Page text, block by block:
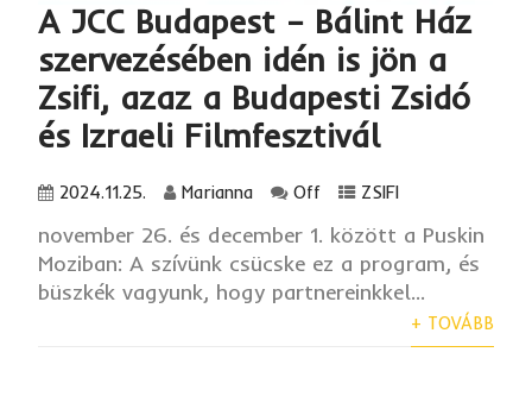
A JCC Budapest – Bálint Ház
szervezésében idén is jön a
Zsifi, azaz a Budapesti Zsidó
és Izraeli Filmfesztivál
2024.11.25. Marianna Off ZSIFI
november 26. és december 1. között a Puskin
Moziban: A szívünk csücske ez a program, és
büszkék vagyunk, hogy partnereinkkel...
+ TOVÁBB